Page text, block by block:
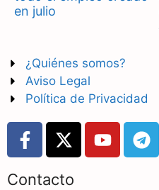
en julio
¿Quiénes somos?
Aviso Legal
Política de Privacidad
Contacto